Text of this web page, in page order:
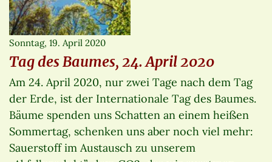
Sonntag, 19. April 2020
Tag des Baumes, 24. April 2020
Am 24. April 2020, nur zwei Tage nach dem Tag
der Erde, ist der Internationale Tag des Baumes.
Bäume spenden uns Schatten an einem heißen
Sommertag, schenken uns aber noch viel mehr:
Sauerstoff im Austausch zu unserem